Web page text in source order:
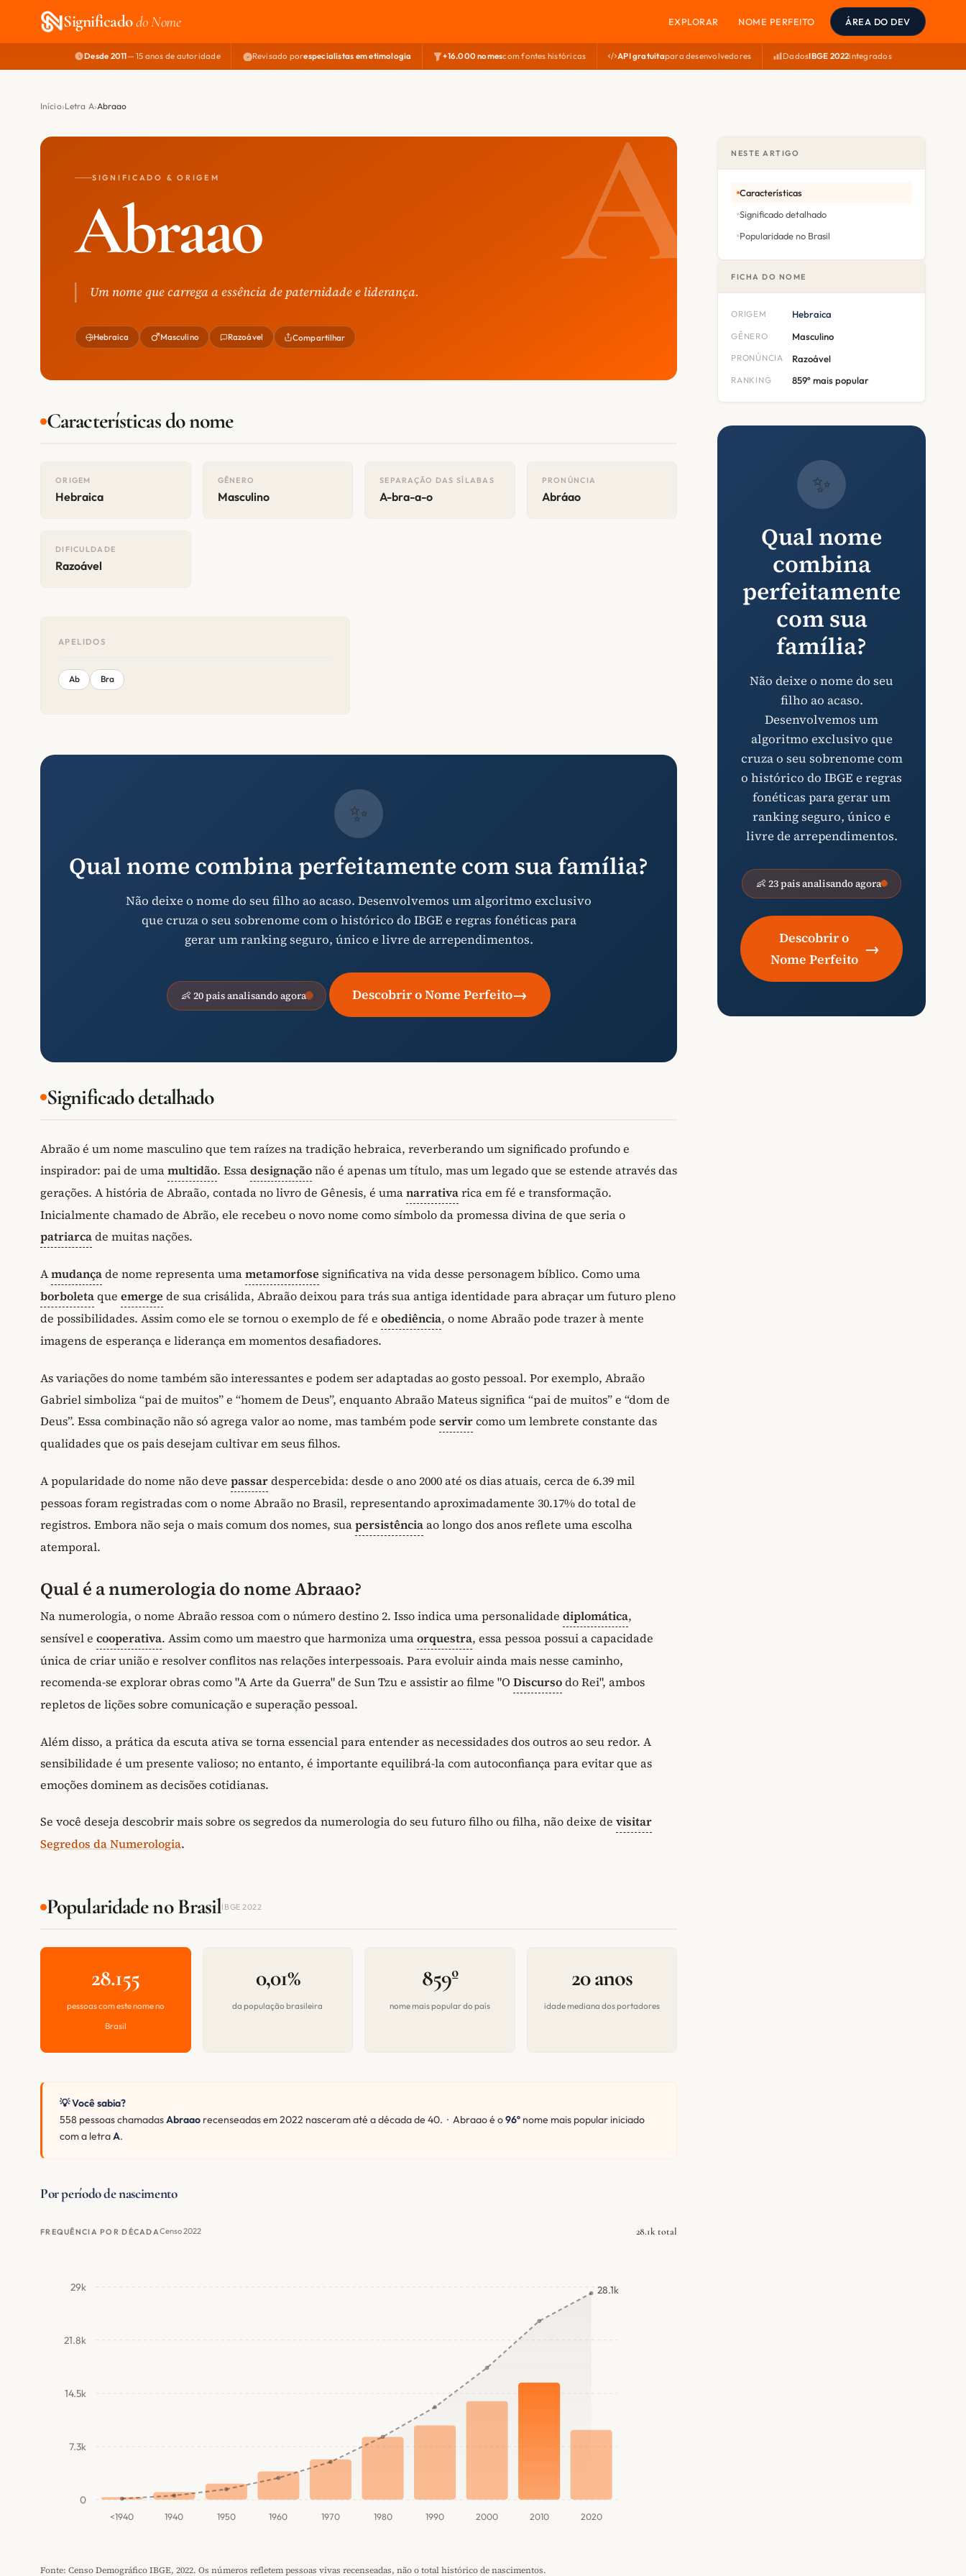
Significadodo Nome EXPLORAR NOME PERFEITO ÁREA DO DEV
Desde 2011— 15 anos de autoridade Revisado porespecialistas em etimologia +16.000 nomescom fontes históricas API gratuitapara desenvolvedores DadosIBGE 2022integrados
Início Letra A Abraao
SIGNIFICADO & ORIGEM
Abraao
Um nome que carrega a essência de paternidade e liderança.
Hebraica Masculino Razoável Compartilhar
Características do nome
ORIGEM
Hebraica
GÊNERO
Masculino
SEPARAÇÃO DAS SÍLABAS
A-bra-a-o
PRONÚNCIA
Abráao
DIFICULDADE
Razoável
APELIDOS
Ab Bra
✨
Qual nome combina perfeitamente com sua família?
Não deixe o nome do seu filho ao acaso. Desenvolvemos um algoritmo exclusivo
que cruza o seu sobrenome com o histórico do IBGE e regras fonéticas para
gerar um ranking seguro, único e livre de arrependimentos.
👶 20 pais analisando agora Descobrir o Nome Perfeito→
Significado detalhado
Abraão é um nome masculino que tem raízes na tradição hebraica, reverberando um significado profundo e
inspirador: pai de umamultidão. Essadesignaçãonão é apenas um título, mas um legado que se estende através das
gerações. A história de Abraão, contada no livro de Gênesis, é umanarrativarica em fé e transformação.
Inicialmente chamado de Abrão, ele recebeu o novo nome como símbolo da promessa divina de que seria o
patriarcade muitas nações.
Amudançade nome representa umametamorfose significativa na vida desse personagem bíblico. Como uma
borboletaque emerge de sua crisálida, Abraão deixou para trás sua antiga identidade para abraçar um futuro pleno
de possibilidades. Assim como ele se tornou o exemplo de fé e obediência, o nome Abraão pode trazer à mente
imagens de esperança e liderança em momentos desafiadores.
As variações do nome também são interessantes e podem ser adaptadas ao gosto pessoal. Por exemplo, Abraão
Gabriel simboliza “pai de muitos” e “homem de Deus”, enquanto Abraão Mateus significa “pai de muitos” e “dom de
Deus”. Essa combinação não só agrega valor ao nome, mas também pode servircomo um lembrete constante das
qualidades que os pais desejam cultivar em seus filhos.
A popularidade do nome não deve passardespercebida: desde o ano 2000 até os dias atuais, cerca de 6.39 mil
pessoas foram registradas com o nome Abraão no Brasil, representando aproximadamente 30.17% do total de
registros. Embora não seja o mais comum dos nomes, suapersistênciaao longo dos anos reflete uma escolha
atemporal.
Qual é a numerologia do nome Abraao?
Na numerologia, o nome Abraão ressoa com o número destino 2. Isso indica uma personalidade diplomática,
sensível e cooperativa. Assim como um maestro que harmoniza umaorquestra, essa pessoa possui a capacidade
única de criar união e resolver conflitos nas relações interpessoais. Para evoluir ainda mais nesse caminho,
recomenda-se explorar obras como "A Arte da Guerra" de Sun Tzu e assistir ao filme "O Discursodo Rei", ambos
repletos de lições sobre comunicação e superação pessoal.
Além disso, a prática da escuta ativa se torna essencial para entender as necessidades dos outros ao seu redor. A
sensibilidade é um presente valioso; no entanto, é importante equilibrá-la com autoconfiança para evitar que as
emoções dominem as decisões cotidianas.
Se você deseja descobrir mais sobre os segredos da numerologia do seu futuro filho ou filha, não deixe de visitar
Segredos da Numerologia.
Popularidade no BrasilIBGE 2022
28.155
pessoas com este nome no
Brasil
0,01%
da população brasileira
859º
nome mais popular do país
20 anos
idade mediana dos portadores
💡 Você sabia?
558 pessoas chamadasAbraao recenseadas em 2022 nasceram até a década de 40. · Abraao é o96º nome mais popular iniciado
com a letraA.
Por período de nascimento
FREQUÊNCIA POR DÉCADACenso 2022 28.1k total
0
7.3k
14.5k
21.8k
29k
<1940 1940 1950 1960 1970 1980 1990 2000 2010 2020
28.1k
Fonte: Censo Demográfico IBGE, 2022. Os números refletem pessoas vivas recenseadas, não o total histórico de nascimentos.
NESTE ARTIGO
Características
Significado detalhado
Popularidade no Brasil
FICHA DO NOME
ORIGEM Hebraica
GÊNERO Masculino
PRONÚNCIA Razoável
RANKING 859º mais popular
✨
Qual nome
combina
perfeitamente
com sua
família?
Não deixe o nome do seu
filho ao acaso.
Desenvolvemos um
algoritmo exclusivo que
cruza o seu sobrenome com
o histórico do IBGE e regras
fonéticas para gerar um
ranking seguro, único e
livre de arrependimentos.
👶 23 pais analisando agora
Descobrir o
Nome Perfeito
→